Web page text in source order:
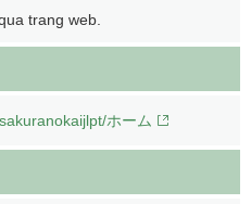
trang web.
ホーム